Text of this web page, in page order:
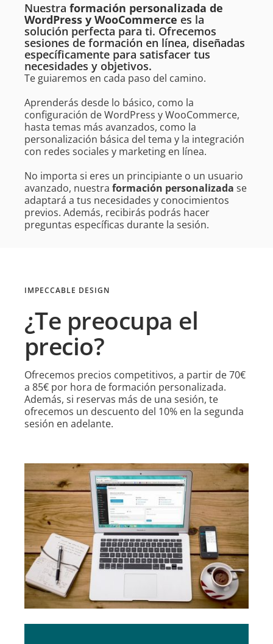
Nuestra formación personalizada de
WordPress y WooCommerce es la
solución perfecta para ti. Ofrecemos
sesiones de formación en línea, diseñadas
específicamente para satisfacer tus
necesidades y objetivos.
Te guiaremos en cada paso del camino.
Aprenderás desde lo básico, como la
configuración de WordPress y WooCommerce,
hasta temas más avanzados, como la
personalización básica del tema y la integración
con redes sociales y marketing en línea.
No importa si eres un principiante o un usuario
avanzado, nuestra formación personalizada se
adaptará a tus necesidades y conocimientos
previos. Además, recibirás podrás hacer
preguntas específicas durante la sesión.
IMPECCABLE DESIGN
¿Te preocupa el
precio?
Ofrecemos precios competitivos, a partir de 70€
a 85€ por hora de formación personalizada.
Además, si reservas más de una sesión, te
ofrecemos un descuento del 10% en la segunda
sesión en adelante.